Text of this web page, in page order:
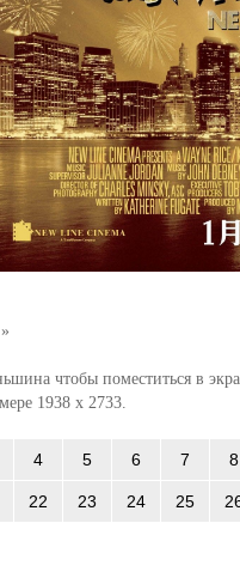
чтобы поместиться в
1938 x 2733.
4 5 6 7 8
22 23 24 25